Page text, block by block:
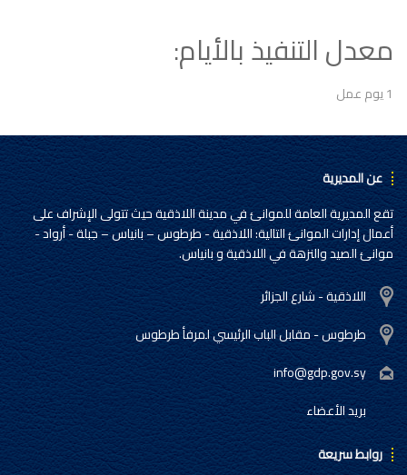
معدل التنفيذ بالأيام:
1 يوم عمل
عن المديرية
تقع المديرية العامة للموانئ في مدينة اللاذقية حيث تتولى الإشراف على
أعمال إدارات الموانئ التالية: اللاذقية - طرطوس – بانياس – جبلة - أرواد -
موانئ الصيد والنزهة في اللاذقية و بانياس.
اللاذقية - شارع الجزائر
طرطوس - مقابل الباب الرئيسي لمرفأ طرطوس
info@gdp.gov.sy
بريد الأعضاء
روابط سريعة